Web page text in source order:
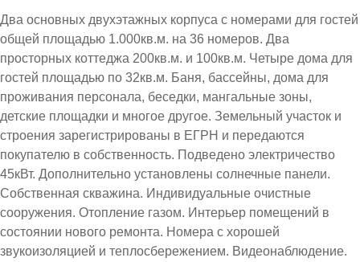
Два основных двухэтажных корпуса с номерами для гостей
общей площадью 1.000кв.м. на 36 номеров. Два
просторных коттеджа 200кв.м. и 100кв.м. Четыре дома для
гостей площадью по 32кв.м. Баня, бассейны, дома для
проживания персонала, беседки, мангальные зоны,
детские площадки и многое другое. Земельный участок и
строения зарегистрированы в ЕГРН и передаются
покупателю в собственность. Подведено электричество
45кВт. Дополнительно установлены солнечные панели.
Собственная скважина. Индивидуальные очистные
сооружения. Отопление газом. Интерьер помещений в
состоянии нового ремонта. Номера с хорошей
звукоизоляцией и теплосбережением. Видеонаблюдение.